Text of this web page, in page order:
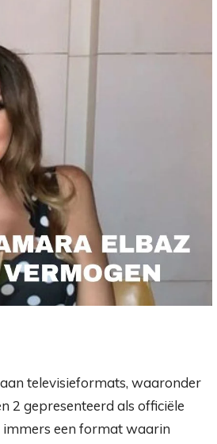
televisieformats, waaronder
2 gepresenteerd als officiële
een format waarin